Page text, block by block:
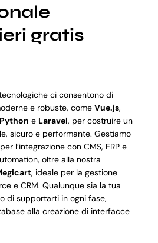
gratis
ci consentono di
e robuste, come Vue.js,
Python e Laravel, per costruire un
sicuro e performante. Gestiamo
l’integrazione con CMS, ERP e
oltre alla nostra
, ideale per la gestione
e CRM. Qualunque sia la tua
di supportarti in ogni fase,
alla creazione di interfacce